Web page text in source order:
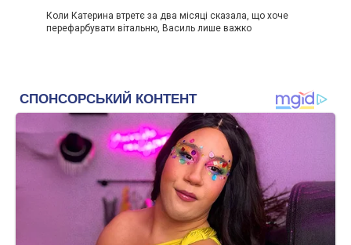
Коли Катерина втретє за два місяці сказала, що хоче
перефарбувати вітальню, Василь лише важко